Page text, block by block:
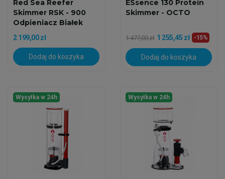
Red Sea Reefer
Skimmer RSK - 900
Odpieniacz Białek
2 199,00 zł
Dodaj do koszyka
ESsence 130 Protein
Skimmer - OCTO
1 477,00 zł 1 255,45 zł -15%
Dodaj do koszyka
Wysyłka w 24h Wysyłka w 24h